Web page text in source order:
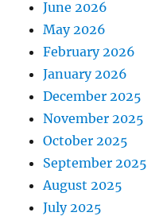
June 2026
May 2026
February 2026
January 2026
December 2025
November 2025
October 2025
September 2025
August 2025
July 2025